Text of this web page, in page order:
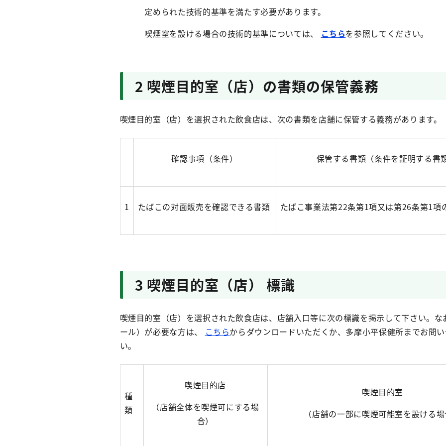
定められた技術的基準を満たす必要があります。
喫煙室を設ける場合の技術的基準については、
こちらを参照してください。
2 喫煙目的室（店）の書類の保管義務
喫煙目的室（店）を選択された飲食店は、次の書類を店舗に保管する義務があります。
確認事項（条件） 保管する書類（条件を証明する書類
1 たばこの対面販売を確認できる書類 たばこ事業法第22条第1項又は第26条第1項
3 喫煙目的室（店） 標識
喫煙目的室（店）を選択された飲食店は、店舗入口等に次の標識を掲示して下さい。な
ール）が必要な方は、
こちらからダウンロードいただくか、多摩小平保健所までお問
い。
種
類
喫煙目的店
（店舗全体を喫煙可にする場
合）
喫煙目的室
（店舗の一部に喫煙可能室を設ける場